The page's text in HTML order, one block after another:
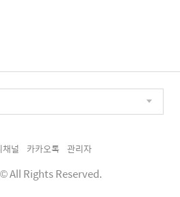
널 카카오톡 관리자
© All Rights Reserved.